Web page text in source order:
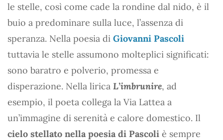
le stelle, così come cade la rondine dal nido, è il
buio a predominare sulla luce, l’assenza di
speranza. Nella poesia di Giovanni Pascoli
tuttavia le stelle assumono molteplici significati:
sono baratro e polverio, promessa e
disperazione. Nella lirica L’imbrunire, ad
esempio, il poeta collega la Via Lattea a
un’immagine di serenità e calore domestico. Il
cielo stellato nella poesia di Pascoli è sempre